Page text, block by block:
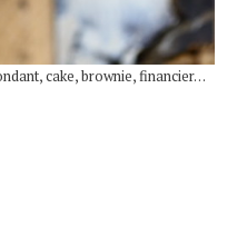
cake, brownie, financier…